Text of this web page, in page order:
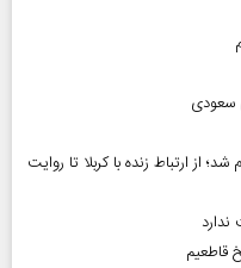
سعودی
از ارتباط زنده با کربلا تا روایت
قاطعیم